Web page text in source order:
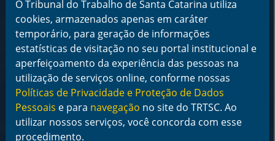
Telefone: (48) 3216-4000
Links Rápidos
Institucional
Serviços
Notícias
Jurisprudência
Transparência
Legislação
Ouvidoria
O Tribunal do Trabalho de Santa Catarina utiliza
cookies, armazenados apenas em caráter
temporário, para geração de informações
estatísticas de visitação no seu portal institucional e
aperfeiçoamento da experiência das pessoas na
utilização de serviços online, conforme nossas
Políticas de Privacidade e Proteção de Dados
Pessoais e para navegação no site do TRTSC. Ao
utilizar nossos serviços, você concorda com esse
procedimento.